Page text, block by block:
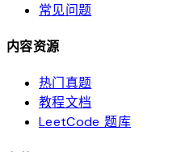
常见问题
内容资源
热门真题
教程文档
LeetCode 题库